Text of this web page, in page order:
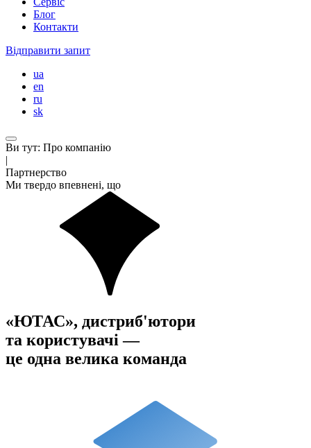
Блог
Контакти
Відправити запит
ua
en
ru
sk
Ви тут: Про компанію
|
Партнерство
Ми твердо впевнені, що
«ЮТАС», дистриб'ютори
та користувачі —
це одна велика команда